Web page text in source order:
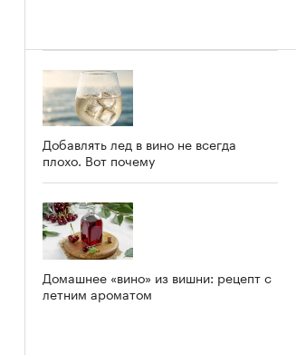
Добавлять лед в вино не всегда
плохо. Вот почему
Домашнее «вино» из вишни: рецепт с
летним ароматом